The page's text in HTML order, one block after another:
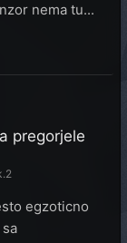
nema tu...
pregorjele
egzoticno